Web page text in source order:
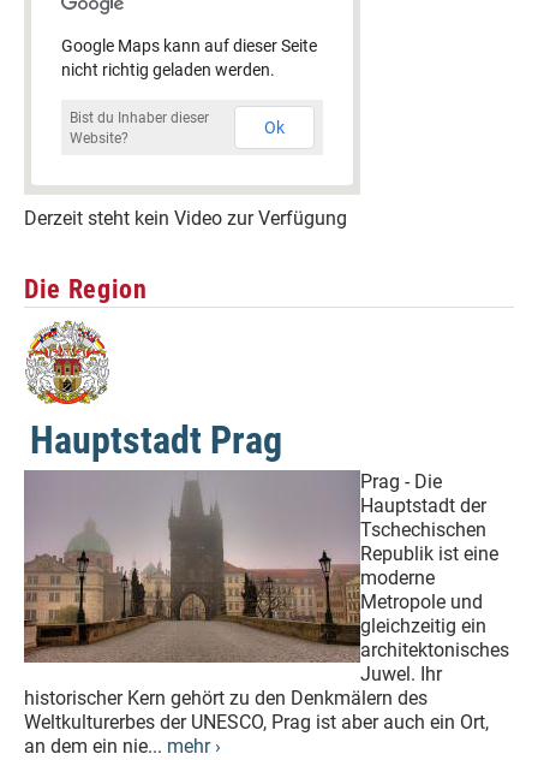
Google Maps kann auf dieser Seite
nicht richtig geladen werden.
Bist du Inhaber dieser
Website?
Ok
Derzeit steht kein Video zur Verfügung
Die Region
Hauptstadt Prag
Prag - Die
Hauptstadt der
Tschechischen
Republik ist eine
moderne
Metropole und
gleichzeitig ein
architektonisches
Juwel. Ihr
historischer Kern gehört zu den Denkmälern des
Weltkulturerbes der UNESCO, Prag ist aber auch ein Ort,
an dem ein nie... mehr ›